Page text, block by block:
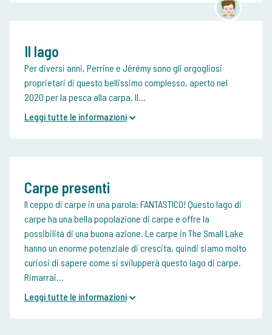
Il lago
Per diversi anni, Perrine e Jérémy sono gli orgogliosi
proprietari di questo bellissimo complesso, aperto nel
2020 per la pesca alla carpa. Il...
Leggi tutte le informazioni
Carpe presenti
Il ceppo di carpe in una parola: FANTASTICO! Questo lago di
carpe ha una bella popolazione di carpe e offre la
possibilità di una buona azione. Le carpe in The Small Lake
hanno un enorme potenziale di crescita, quindi siamo molto
curiosi di sapere come si svilupperà questo lago di carpe.
Rimarrai...
Leggi tutte le informazioni